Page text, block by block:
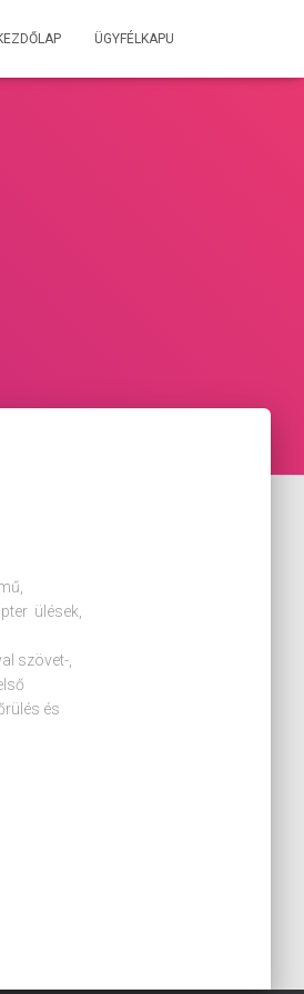
ÜGYFÉLKAPU
ülések,
szövet-,
és